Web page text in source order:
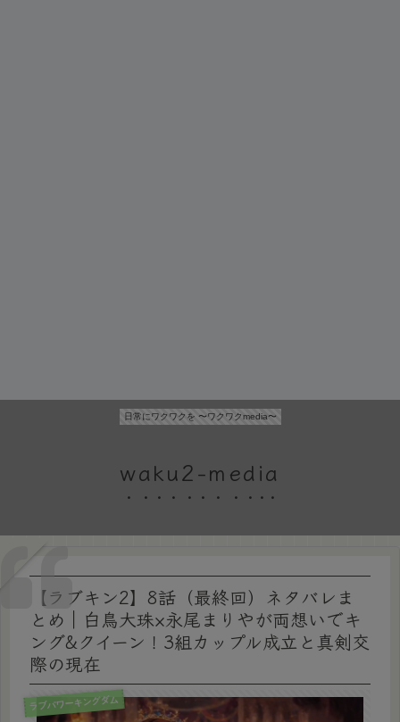
日常にワクワクを 〜ワクワクmedia〜
waku2-media
【ラブキン2】8話（最終回）ネタバレま
とめ｜白鳥大珠×永尾まりやが両想いでキ
ング&クイーン！3組カップル成立と真剣交
際の現在
ラブパワーキングダム